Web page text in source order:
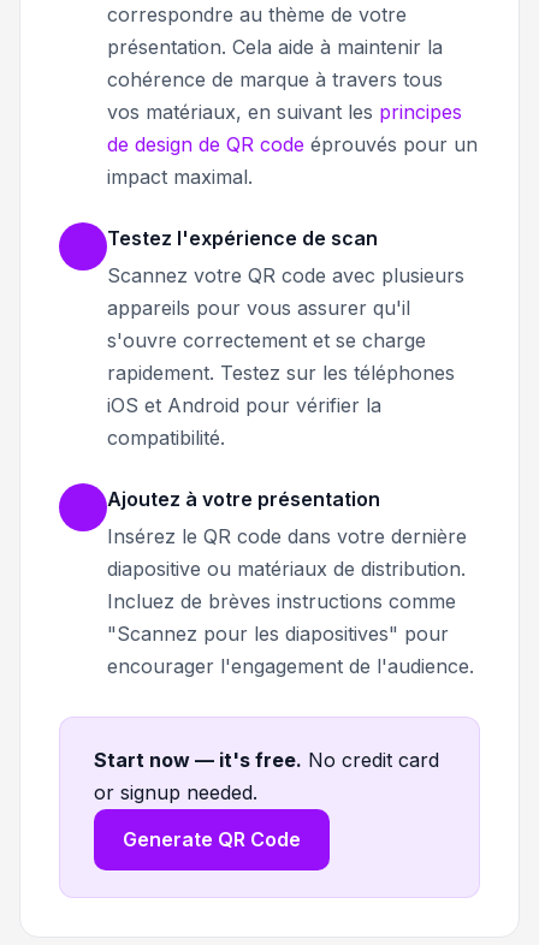
correspondre au thème de votre
présentation. Cela aide à maintenir la
cohérence de marque à travers tous
vos matériaux, en suivant les principes
de design de QR code éprouvés pour un
impact maximal.
Testez l'expérience de scan
Scannez votre QR code avec plusieurs
appareils pour vous assurer qu'il
s'ouvre correctement et se charge
rapidement. Testez sur les téléphones
iOS et Android pour vérifier la
compatibilité.
Ajoutez à votre présentation
Insérez le QR code dans votre dernière
diapositive ou matériaux de distribution.
Incluez de brèves instructions comme
"Scannez pour les diapositives" pour
encourager l'engagement de l'audience.
Start now — it's free. No credit card
or signup needed.
Generate QR Code